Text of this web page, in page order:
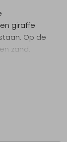
giraffe
Op de
zand.
wens in